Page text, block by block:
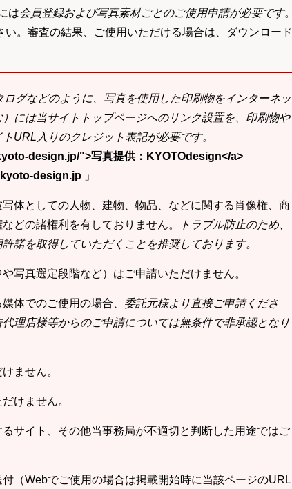
は会員登録および写真素材ごとのご使用申請が必要です。
。審査の結果、ご使用いただける場合は、ダウンロード
グなどのように、写真を使用した印刷物をインターネッ
には当サイトトップページへのリンク設置を、印刷物や
URL入りのクレジット表記が必要です。
design.jp/">写真提供：KYOTOdesign</a>
design.jp 」
体としての人物、建物、物品、などに関する肖像権、商
どの諸権利を有しておりません。
トラブル防止のため、
諾を取得していただくことを推奨しております。
写真選定段階など）はご申請いただけません。
体でのご使用の場合、 委託元様より直接ご申請くださ
理店様等からのご申請については無条件で非承認となり
ません。
けません。
サイト、その他当事務局が不適切と判断した用途ではご
（Webでご使用の場合は掲載開始時に当該ページのURL